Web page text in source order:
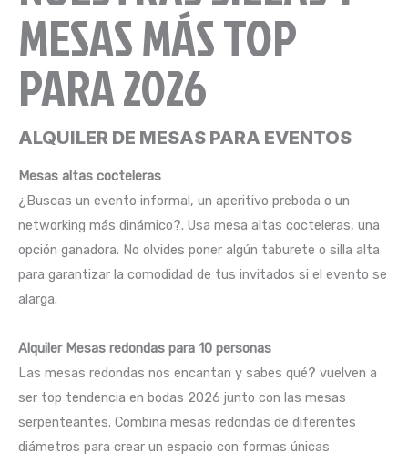
MESAS MÁS TOP
PARA 2026
ALQUILER DE MESAS PARA EVENTOS
Mesas altas cocteleras
¿Buscas un evento informal, un aperitivo preboda o un
networking más dinámico?. Usa mesa altas cocteleras, una
opción ganadora. No olvides poner algún taburete o silla alta
para garantizar la comodidad de tus invitados si el evento se
alarga.
Alquiler Mesas redondas para 10 personas
Las mesas redondas nos encantan y sabes qué? vuelven a
ser top tendencia en bodas 2026 junto con las mesas
serpenteantes. Combina mesas redondas de diferentes
diámetros para crear un espacio con formas únicas